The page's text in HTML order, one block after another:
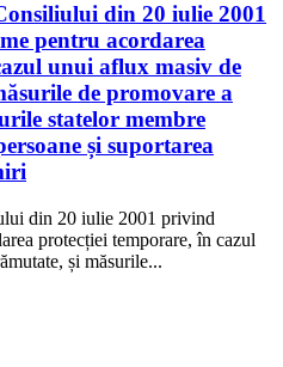
din 20 iulie 2001
pentru acordarea
unui aflux masiv de
de promovare a
statelor membre
și suportarea
din 20 iulie 2001 privind
protecției temporare, în cazul
și măsurile...